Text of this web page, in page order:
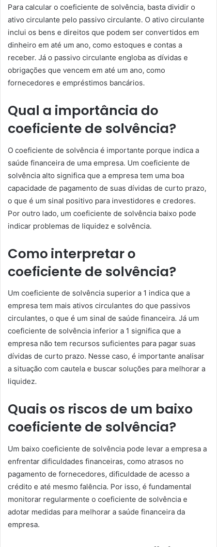
Para calcular o coeficiente de solvência, basta dividir o
ativo circulante pelo passivo circulante. O ativo circulante
inclui os bens e direitos que podem ser convertidos em
dinheiro em até um ano, como estoques e contas a
receber. Já o passivo circulante engloba as dívidas e
obrigações que vencem em até um ano, como
fornecedores e empréstimos bancários.
Qual a importância do
coeficiente de solvência?
O coeficiente de solvência é importante porque indica a
saúde financeira de uma empresa. Um coeficiente de
solvência alto significa que a empresa tem uma boa
capacidade de pagamento de suas dívidas de curto prazo,
o que é um sinal positivo para investidores e credores.
Por outro lado, um coeficiente de solvência baixo pode
indicar problemas de liquidez e solvência.
Como interpretar o
coeficiente de solvência?
Um coeficiente de solvência superior a 1 indica que a
empresa tem mais ativos circulantes do que passivos
circulantes, o que é um sinal de saúde financeira. Já um
coeficiente de solvência inferior a 1 significa que a
empresa não tem recursos suficientes para pagar suas
dívidas de curto prazo. Nesse caso, é importante analisar
a situação com cautela e buscar soluções para melhorar a
liquidez.
Quais os riscos de um baixo
coeficiente de solvência?
Um baixo coeficiente de solvência pode levar a empresa a
enfrentar dificuldades financeiras, como atrasos no
pagamento de fornecedores, dificuldade de acesso a
crédito e até mesmo falência. Por isso, é fundamental
monitorar regularmente o coeficiente de solvência e
adotar medidas para melhorar a saúde financeira da
empresa.